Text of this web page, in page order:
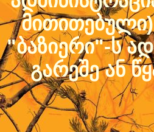
"ბაზიერი"-ს
გარეშე ან